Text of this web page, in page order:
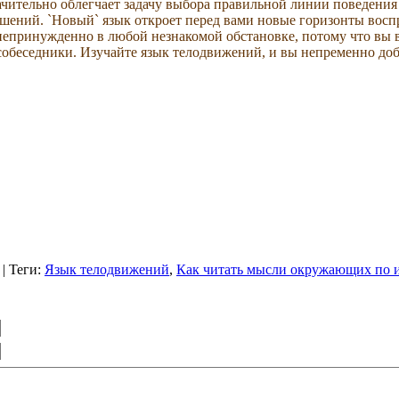
облегчает задачу выбора правильной линии
`Новый` язык откроет перед вами новые горизонты
в любой незнакомой обстановке, потому что вы
Изучайте язык телодвижений, и вы непременно
| Теги: Язык телодвижений, Как читать мысли окружающих по